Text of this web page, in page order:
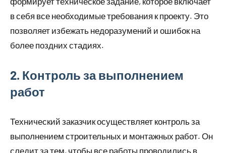
в себя все необходимые требования к проекту. Это
позволяет избежать недоразумений и ошибок на
более поздних стадиях.
2. Контроль за выполнением
работ
Технический заказчик осуществляет контроль за
выполнением строительных и монтажных работ. Он
следит за тем, чтобы все работы проводились в